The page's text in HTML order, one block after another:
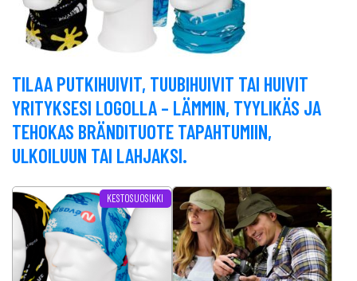
TILAA PUTKIHUIVIT, TUUBIHUIVIT TAI HUIVIT
YRITYKSESI LOGOLLA – LÄMMIN, TYYLIKÄS JA
TEHOKAS BRÄNDITUOTE TAPAHTUMIIN,
ULKOILUUN TAI LAHJAKSI.
KESTOSUOSIKKI
Tällä tuotteella on useampi muunnelma. Voit tehdä valinnat